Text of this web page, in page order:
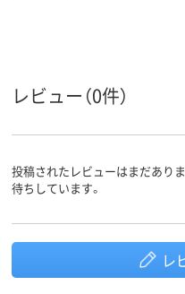
レビュー（0件）
投稿されたレビューはまだあり
待ちしています。
レ